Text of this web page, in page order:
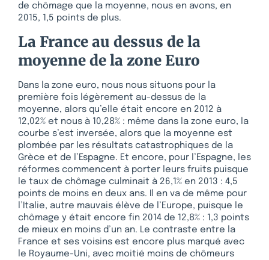
de chômage que la moyenne, nous en avons, en
2015, 1,5 points de plus.
La France au dessus de la
moyenne de la zone Euro
Dans la zone euro, nous nous situons pour la
première fois légèrement au-dessus de la
moyenne, alors qu’elle était encore en 2012 à
12,02% et nous à 10,28% : même dans la zone euro, la
courbe s’est inversée, alors que la moyenne est
plombée par les résultats catastrophiques de la
Grèce et de l’Espagne. Et encore, pour l’Espagne, les
réformes commencent à porter leurs fruits puisque
le taux de chômage culminait à 26,1% en 2013 : 4,5
points de moins en deux ans. Il en va de même pour
l’Italie, autre mauvais élève de l’Europe, puisque le
chômage y était encore fin 2014 de 12,8% : 1,3 points
de mieux en moins d’un an. Le contraste entre la
France et ses voisins est encore plus marqué avec
le Royaume-Uni, avec moitié moins de chômeurs